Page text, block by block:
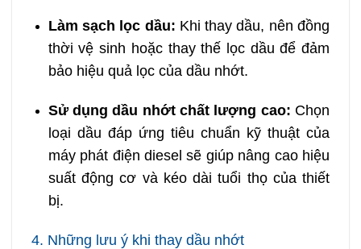
Làm sạch lọc dầu: Khi thay dầu, nên đồng
thời vệ sinh hoặc thay thế lọc dầu để đảm
bảo hiệu quả lọc của dầu nhớt.
Sử dụng dầu nhớt chất lượng cao: Chọn
loại dầu đáp ứng tiêu chuẩn kỹ thuật của
máy phát điện diesel sẽ giúp nâng cao hiệu
suất động cơ và kéo dài tuổi thọ của thiết
bị.
4. Những lưu ý khi thay dầu nhớt